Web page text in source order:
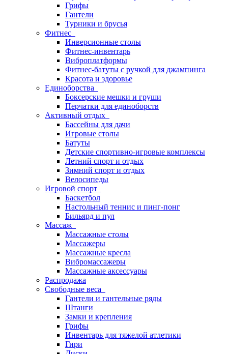
Грифы
Гантели
Турники и брусья
Фитнес
Инверсионные столы
Фитнес-инвентарь
Виброплатформы
Фитнес-батуты с ручкой для джампинга
Красота и здоровье
Единоборства
Боксерские мешки и груши
Перчатки для единоборств
Активный отдых
Бассейны для дачи
Игровые столы
Батуты
Детские спортивно-игровые комплексы
Летний спорт и отдых
Зимний спорт и отдых
Велосипеды
Игровой спорт
Баскетбол
Настольный теннис и пинг-понг
Бильярд и пул
Массаж
Массажные столы
Массажеры
Массажные кресла
Вибромассажеры
Массажные аксессуары
Распродажа
Свободные веса
Гантели и гантельные ряды
Штанги
Замки и крепления
Грифы
Инвентарь для тяжелой атлетики
Гири